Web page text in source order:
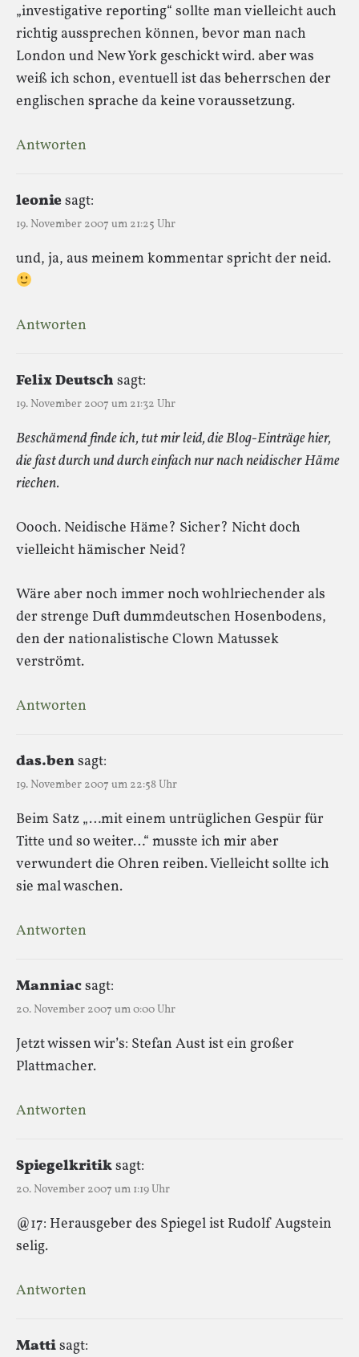
„investigative reporting“ sollte man vielleicht auch
richtig aussprechen können, bevor man nach
London und New York geschickt wird. aber was
weiß ich schon, eventuell ist das beherrschen der
englischen sprache da keine voraussetzung.
Antworten
leoniesagt:
19. November 2007 um 21:25 Uhr
und, ja, aus meinem kommentar spricht der neid.
Antworten
Felix Deutsch sagt:
19. November 2007 um 21:32 Uhr
Beschämend finde ich, tut mir leid, die Blog-Einträge hier,
die fast durch und durch einfach nur nach neidischer Häme
riechen.
Oooch. Neidische Häme? Sicher? Nicht doch
vielleicht hämischer Neid?
Wäre aber noch immer noch wohlriechender als
der strenge Duft dummdeutschen Hosenbodens,
den der nationalistische Clown Matussek
verströmt.
Antworten
das.bensagt:
19. November 2007 um 22:58 Uhr
Beim Satz „…mit einem untrüglichen Gespür für
Titte und so weiter…“ musste ich mir aber
verwundert die Ohren reiben. Vielleicht sollte ich
sie mal waschen.
Antworten
Manniacsagt:
20. November 2007 um 0:00 Uhr
Jetzt wissen wir’s: Stefan Aust ist ein großer
Plattmacher.
Antworten
Spiegelkritiksagt:
20. November 2007 um 1:19 Uhr
@17: Herausgeber des Spiegel ist Rudolf Augstein
selig.
Antworten
Mattisagt: